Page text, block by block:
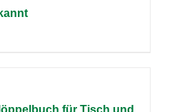
für Tisch und